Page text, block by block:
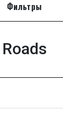
Фильтры
Roads